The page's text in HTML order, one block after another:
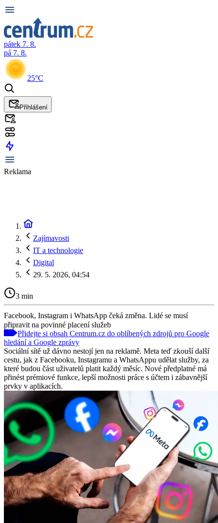
pátek 7. 8.
pá 7. 8.
25°C
Přihlášení
Reklama
Zajímavosti
IT a technologie
Digital
29. 5. 2026, 04:54
3 min
Facebook, Instagram i WhatsApp čeká změna. Lidé se musí
připravit na povinné placení služeb
Přidejte si obsah Centrum.cz do oblíbených zdrojů pro Google
hledání a Google zprávy
Sociální sítě už dávno nestojí jen na reklamě. Meta teď zkouší další
cestu, jak z Facebooku, Instagramu a WhatsAppu udělat služby, za
které budou část uživatelů platit každý měsíc. Nové předplatné má
přinést prémiové funkce, lepší možnosti práce s účtem i zábavnější
prvky v aplikacích.